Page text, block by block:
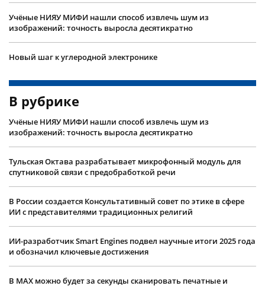
Учëные НИЯУ МИФИ нашли способ извлечь шум из
изображений: точность выросла десятикратно
Новый шаг к углеродной электронике
В рубрике
Учëные НИЯУ МИФИ нашли способ извлечь шум из
изображений: точность выросла десятикратно
Тульская Октава разрабатывает микрофонный модуль для
спутниковой связи с предобработкой речи
В России создается Консультативный совет по этике в сфере
ИИ с представителями традиционных религий
ИИ-разработчик Smart Engines подвел научные итоги 2025 года
и обозначил ключевые достижения
В MAX можно будет за секунды сканировать печатные и